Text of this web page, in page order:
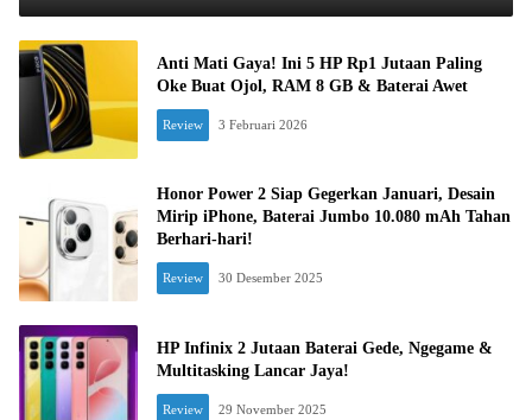
Anti Mati Gaya! Ini 5 HP Rp1 Jutaan Paling
Oke Buat Ojol, RAM 8 GB & Baterai Awet
Review 3 Februari 2026
Honor Power 2 Siap Gegerkan Januari, Desain
Mirip iPhone, Baterai Jumbo 10.080 mAh Tahan
Berhari-hari!
Review 30 Desember 2025
HP Infinix 2 Jutaan Baterai Gede, Ngegame &
Multitasking Lancar Jaya!
Review 29 November 2025